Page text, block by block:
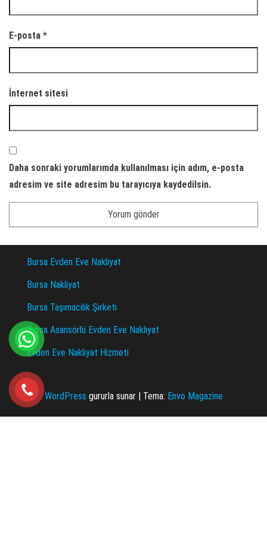
E-posta *
İnternet sitesi
Daha sonraki yorumlarımda kullanılması için adım, e-posta
adresim ve site adresim bu tarayıcıya kaydedilsin.
Bursa Evden Eve Nakliyat
Bursa Nakliyat
Bursa Taşımacılık Şirketi
Bursa Asansörlü Evden Eve Nakliyat
Evden Eve Nakliyat Hizmeti
WordPress gururla sunar | Tema: Envo Magazine